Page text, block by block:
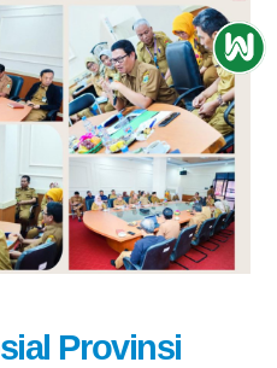
Provinsi